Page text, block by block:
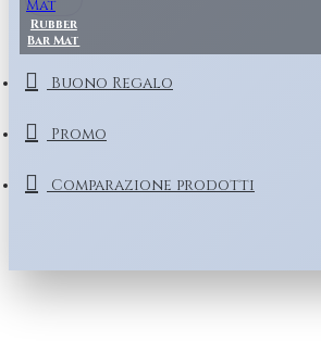
Rubber
Bar Mat
Buono Regalo
Promo
Comparazione prodotti